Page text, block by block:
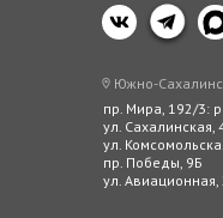
пр. Мира, 192/3:
ул. Сахалинская,
ул.
пр. Победы, 9Б
ул. Авиационная,
Южно-